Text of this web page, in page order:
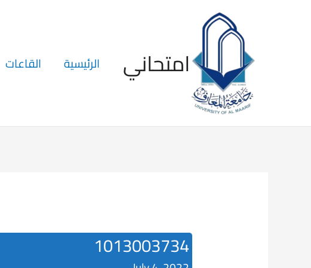
الرئيسية القاعات امتحاني
1013003734